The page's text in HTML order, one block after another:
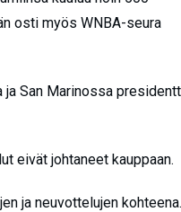
osti myös WNBA-seura
ja San Marinossa
eivät johtaneet kauppaan.
ja neuvottelujen kohteena.